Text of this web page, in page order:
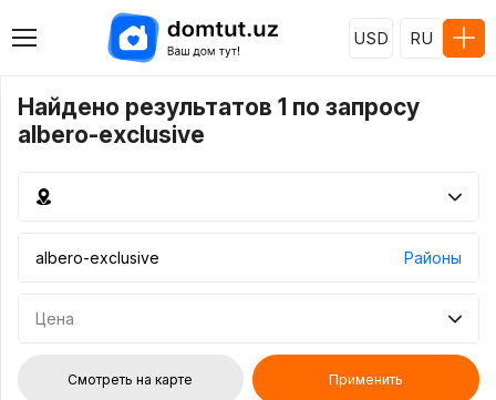
USD RU
Найдено результатов 1 по запросу
albero-exclusive
Районы
Цена
Смотреть на карте Применить